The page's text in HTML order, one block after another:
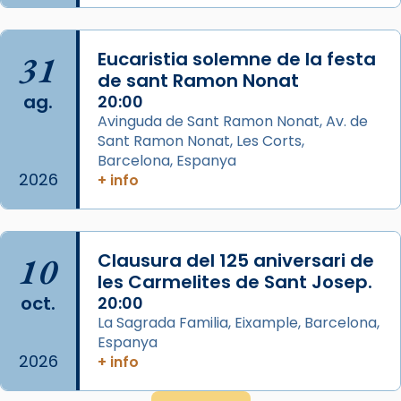
duració aproximada de tres hores. Després,
processó (recuperada el 1972) al voltant
del temple amb les relíquies de les santes.
Des de 1985 hi participa també un grup de
diablesses amb música i ball propis. Festa
gran a Mataró.
«Si vols saber què és calor, ves per les
Santes a Mataró»🥵.
Photo
View on Facebook · Share
Arquebisbat de Barcelona
2 weeks ago
Jaume, fill de Zebedeu, és juntament amb el
seu germà Joan i Pere un dels que
31
ag.
2026
Eucaristia solemne de la festa
de sant Ramon Nonat
20:00
Avinguda de Sant Ramon Nonat, Av. de
Sant Ramon Nonat, Les Corts,
Barcelona, Espanya
+ info
10
oct.
2026
Clausura del 125 aniversari de
les Carmelites de Sant Josep.
20:00
La Sagrada Familia, Eixample, Barcelona,
Espanya
+ info